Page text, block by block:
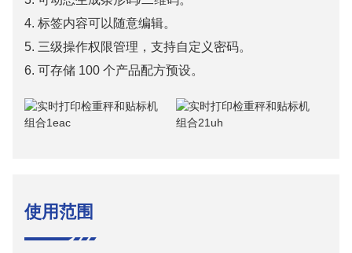
4. 标签内容可以随意编辑。
5. 三级操作权限管理，支持自定义密码。
6. 可存储 100 个产品配方预设。
使用范围